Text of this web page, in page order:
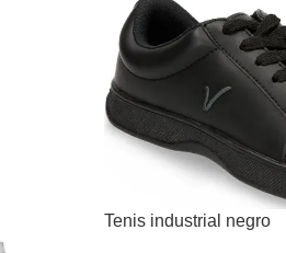
Tenis industrial negro